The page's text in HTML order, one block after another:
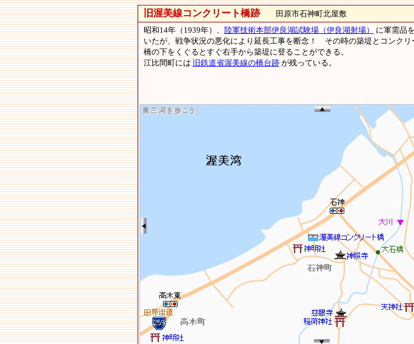
旧渥美線コンクリート橋跡田原市石神町北屋敷
昭和14年（1939年）、 陸軍技術本部伊良湖試験場（伊良湖射場）
に軍需品
いたが、戦争状況の悪化により延長工事を断念！ その時の築堤とコンクリ
橋の下をくぐるとすぐ右手から築堤に登ることができる。
江比間町には 旧鉄道省渥美線の橋台跡が残っている。